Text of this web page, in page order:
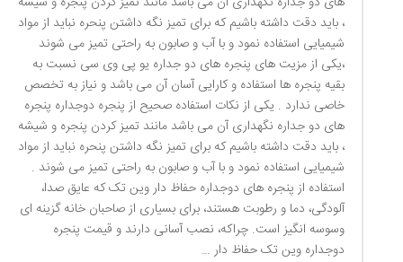
، باید دقت داشته باشیم که برای تمیز نگه داشتن پنحره نباید از مواد
شیمیایی استفاده نمود و با آب و صابون به راحتی تمیز می شوند
،یکی از مزیت های پنجره های دو جداره یو پی وی سی نسبت به
بقیه پنجره ها استفاده و کارایی آسان آن می باشد و نیاز به تخصص
خاصی ندارد . یکی از نکات استفاده صحیح از پنجره دوجداره پنجره
های دو جداره نگهداری آن می باشد مانند تمیز کردن پنجره و شیشه
، باید دقت داشته باشیم که برای تمیز نگه داشتن پنحره نباید از مواد
شیمیایی استفاده نمود و با آب و صابون به راحتی تمیز می شوند .
استفاده از پنجره های دوجداره حفاظ دار وین تک که عایق صدا،
آلودگی، دما و رطوبت هستند، برای بسیاری از صاحبان خانه گزینه ای
وسوسه انگیز است. چراکه، نصب آسانی دارند و قیمت پنجره
دوجداره وین تک حفاظ دار …